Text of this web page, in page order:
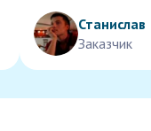
Станислав
Заказчик